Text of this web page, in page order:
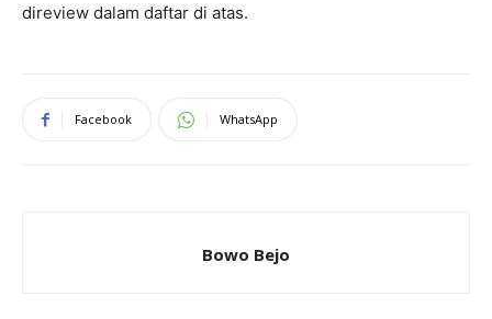
direview dalam daftar di atas.
Facebook WhatsApp
Bowo Bejo